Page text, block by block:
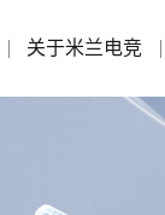
关于米兰电竞